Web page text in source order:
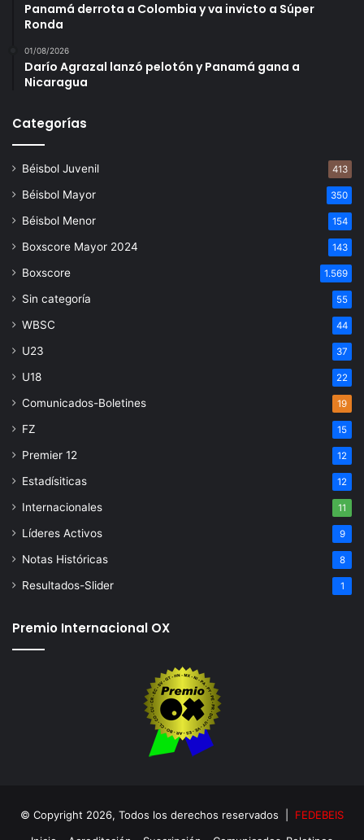
Panamá derrota a Colombia y va invicto a Súper
Ronda
01/08/2026
Darío Agrazal lanzó pelotón y Panamá gana a
Nicaragua
Categorías
Béisbol Juvenil 413
Béisbol Mayor 350
Béisbol Menor 154
Boxscore Mayor 2024 143
Boxscore 1.569
Sin categoría 55
WBSC 44
U23 37
U18 22
Comunicados-Boletines 19
FZ 15
Premier 12 12
Estadísiticas 12
Internacionales 11
Líderes Activos 9
Notas Históricas 8
Resultados-Slider 1
Premio Internacional OX
© Copyright 2026, Todos los derechos reservados | FEDEBEIS